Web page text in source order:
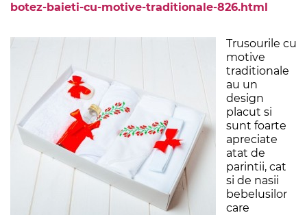
botez-baieti-cu-motive-traditionale-826.html
Trusourile cu
motive
traditionale
au un
design
placut si
sunt foarte
apreciate
atat de
parintii, cat
si de nasii
bebelusilor
care